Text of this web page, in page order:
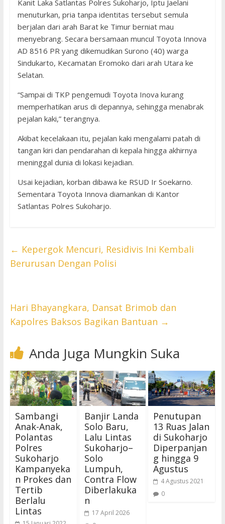
Kanit Laka Satlantas Polres Sukoharjo, Iptu Jaelani
menuturkan, pria tanpa identitas tersebut semula
berjalan dari arah Barat ke Timur berniat mau
menyebrang. Secara bersamaan muncul Toyota Innova
AD 8516 PR yang dikemudikan Surono (40) warga
Sindukarto, Kecamatan Eromoko dari arah Utara ke
Selatan.
“Sampai di TKP pengemudi Toyota Inova kurang
memperhatikan arus di depannya, sehingga menabrak
pejalan kaki,” terangnya.
Akibat kecelakaan itu, pejalan kaki mengalami patah di
tangan kiri dan pendarahan di kepala hingga akhirnya
meninggal dunia di lokasi kejadian.
Usai kejadian, korban dibawa ke RSUD Ir Soekarno.
Sementara Toyota Innova diamankan di Kantor
Satlantas Polres Sukoharjo.
← Kepergok Mencuri, Residivis Ini Kembali
Berurusan Dengan Polisi
Hari Bhayangkara, Dansat Brimob dan
Kapolres Baksos Bagikan Bantuan →
Anda Juga Mungkin Suka
Sambangi
Anak-Anak,
Polantas
Polres
Sukoharjo
Kampanyeka
n Prokes dan
Tertib
Berlalu
Lintas
Banjir Landa
Solo Baru,
Lalu Lintas
Sukoharjo–
Solo
Lumpuh,
Contra Flow
Diberlakuka
n
17 April 2026
Penutupan
13 Ruas Jalan
di Sukoharjo
Diperpanjan
g hingga 9
Agustus
4 Agustus 2021
0